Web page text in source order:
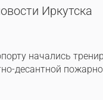
Иркутска
начались
десантной